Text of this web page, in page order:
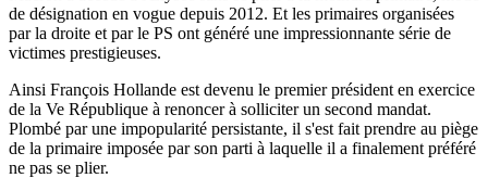
de désignation en vogue depuis 2012. Et les primaires organisées
par la droite et par le PS ont généré une impressionnante série de
victimes prestigieuses.
Ainsi François Hollande est devenu le premier président en exercice
de la Ve République à renoncer à solliciter un second mandat.
Plombé par une impopularité persistante, il s'est fait prendre au piège
de la primaire imposée par son parti à laquelle il a finalement préféré
ne pas se plier.